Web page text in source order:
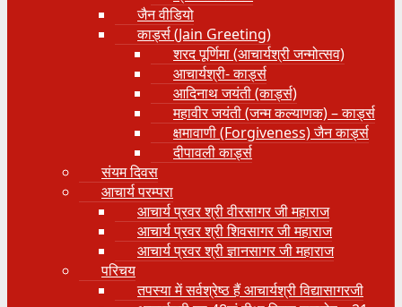
जैन वीडियो
कार्ड्स (Jain Greeting)
शरद पूर्णिमा (आचार्यश्री जन्मोत्सव)
आचार्यश्री- कार्ड्स
आदिनाथ जयंती (कार्ड्स)
महावीर जयंती (जन्म कल्याणक) – कार्ड्स
क्षमावाणी (Forgiveness) जैन कार्ड्स
दीपावली कार्ड्स
संयम दिवस
आचार्य परम्परा
आचार्य प्रवर श्री वीरसागर जी महाराज
आचार्य प्रवर श्री शिवसागर जी महाराज
आचार्य प्रवर श्री ज्ञानसागर जी महाराज
परिचय
तपस्या में सर्वश्रेष्ठ हैं आचार्यश्री विद्यासागरजी